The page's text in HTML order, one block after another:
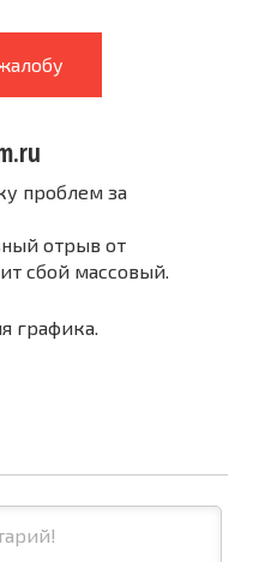
проблем за
отрыв от
сбой массовый.
графика.